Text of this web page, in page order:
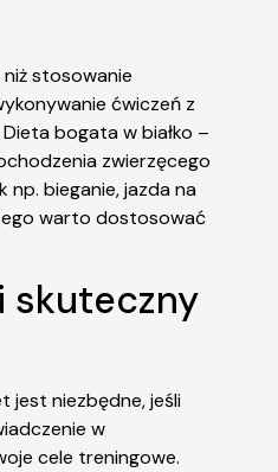
stosowanie
ćwiczeń z
bogata w białko –
zwierzęcego
bieganie, jazda na
warto dostosować
skuteczny
jest niezbędne, jeśli
w
cele treningowe.